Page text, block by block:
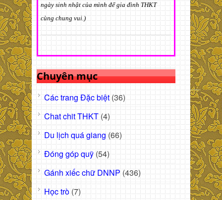
ngày sinh nhật của mình để gia đình THKT
cùng chung vui.)
Chuyên mục
Các trang Đặc biệt (36)
Chat chit THKT (4)
Du lịch quá giang (66)
Đóng góp quỹ (54)
Gánh xiếc chữ DNNP (436)
Học trò (7)